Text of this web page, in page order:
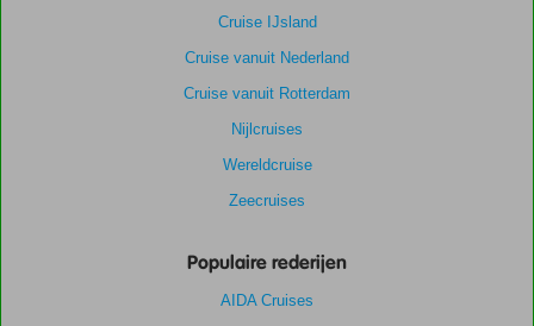
Cruise IJsland
Cruise vanuit Nederland
Cruise vanuit Rotterdam
Nijlcruises
Wereldcruise
Zeecruises
Populaire rederijen
AIDA Cruises